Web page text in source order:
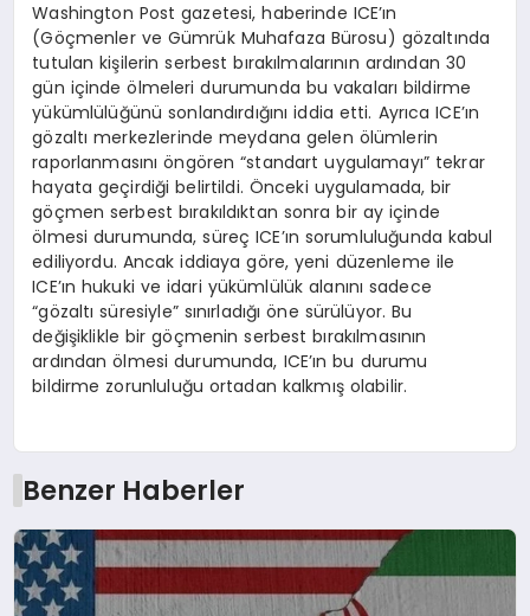
Washington Post gazetesi, haberinde ICE’ın
(Göçmenler ve Gümrük Muhafaza Bürosu) gözaltında
tutulan kişilerin serbest bırakılmalarının ardından 30
gün içinde ölmeleri durumunda bu vakaları bildirme
yükümlülüğünü sonlandırdığını iddia etti. Ayrıca ICE’ın
gözaltı merkezlerinde meydana gelen ölümlerin
raporlanmasını öngören “standart uygulamayı” tekrar
hayata geçirdiği belirtildi. Önceki uygulamada, bir
göçmen serbest bırakıldıktan sonra bir ay içinde
ölmesi durumunda, süreç ICE’ın sorumluluğunda kabul
ediliyordu. Ancak iddiaya göre, yeni düzenleme ile
ICE’ın hukuki ve idari yükümlülük alanını sadece
“gözaltı süresiyle” sınırladığı öne sürülüyor. Bu
değişiklikle bir göçmenin serbest bırakılmasının
ardından ölmesi durumunda, ICE’ın bu durumu
bildirme zorunluluğu ortadan kalkmış olabilir.
Benzer Haberler